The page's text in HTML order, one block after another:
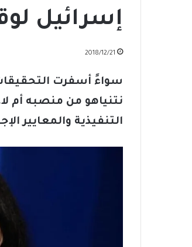
إسرائيل
2018/12/21
سواءً أسفرت
نتنياهو من منصبه أم
التنفيذية والمعايير